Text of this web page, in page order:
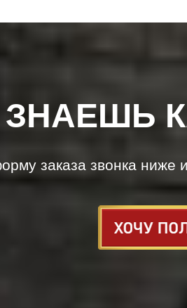
заказа звонка ниже